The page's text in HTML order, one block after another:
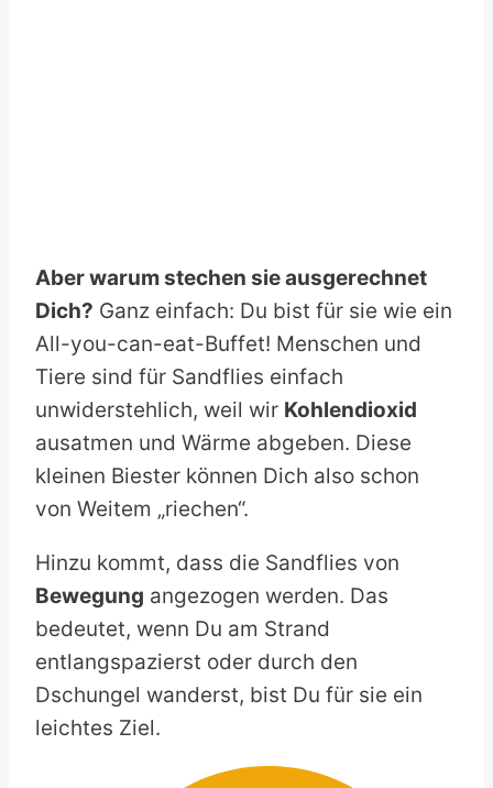
Aber warum stechen sie ausgerechnet
Dich? Ganz einfach: Du bist für sie wie ein
All-you-can-eat-Buffet! Menschen und
Tiere sind für Sandflies einfach
unwiderstehlich, weil wir Kohlendioxid
ausatmen und Wärme abgeben. Diese
kleinen Biester können Dich also schon
von Weitem „riechen“.
Hinzu kommt, dass die Sandflies von
Bewegung angezogen werden. Das
bedeutet, wenn Du am Strand
entlangspazierst oder durch den
Dschungel wanderst, bist Du für sie ein
leichtes Ziel.